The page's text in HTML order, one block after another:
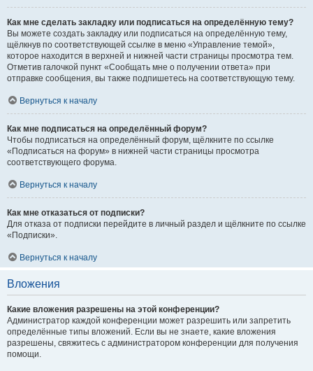
Как мне сделать закладку или подписаться на определённую тему?
Вы можете создать закладку или подписаться на определённую тему,
щёлкнув по соответствующей ссылке в меню «Управление темой»,
которое находится в верхней и нижней части страницы просмотра тем.
Отметив галочкой пункт «Сообщать мне о получении ответа» при
отправке сообщения, вы также подпишетесь на соответствующую тему.
Вернуться к началу
Как мне подписаться на определённый форум?
Чтобы подписаться на определённый форум, щёлкните по ссылке
«Подписаться на форум» в нижней части страницы просмотра
соответствующего форума.
Вернуться к началу
Как мне отказаться от подписки?
Для отказа от подписки перейдите в личный раздел и щёлкните по ссылке
«Подписки».
Вернуться к началу
Вложения
Какие вложения разрешены на этой конференции?
Администратор каждой конференции может разрешить или запретить
определённые типы вложений. Если вы не знаете, какие вложения
разрешены, свяжитесь с администратором конференции для получения
помощи.